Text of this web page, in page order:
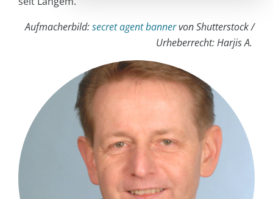
Aufmacherbild:secret agent bannervon Shutterstock /
Urheberrecht: Harjis A.